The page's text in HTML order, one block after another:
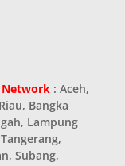
Network : Aceh,
Bangka
Lampung
Subang,